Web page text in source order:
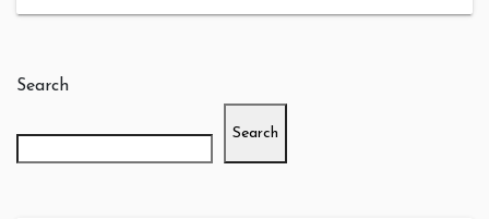
Search
Search